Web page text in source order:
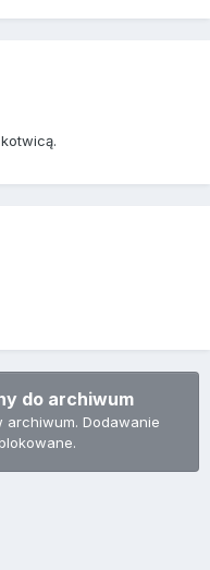
do archiwum
archiwum. Dodawanie